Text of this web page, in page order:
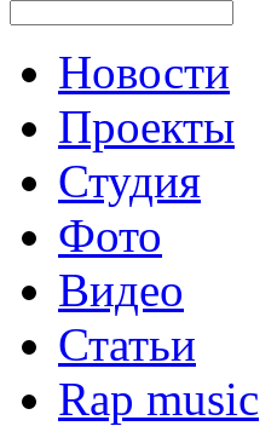
Новости
Проекты
Студия
Фото
Видео
Статьи
Rap music